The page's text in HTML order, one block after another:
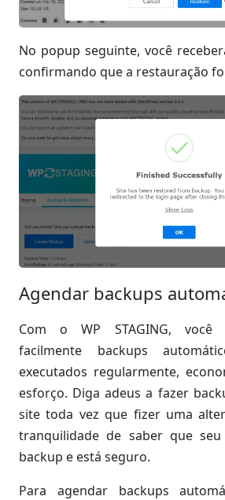
No popup seguinte, você
confirmando que a restauração
Agendar backups
Com o WP STAGING, você
facilmente backups
executados regularmente,
esforço. Diga adeus a fazer
site toda vez que fizer uma
tranquilidade de saber que
backup e está seguro.
Para agendar backups